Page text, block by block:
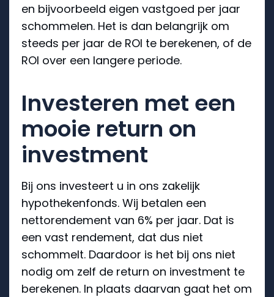
en bijvoorbeeld eigen vastgoed per jaar
schommelen. Het is dan belangrijk om
steeds per jaar de ROI te berekenen, of de
ROI over een langere periode.
Investeren met een
mooie return on
investment
Bij ons investeert u in ons zakelijk
hypothekenfonds. Wij betalen een
nettorendement van 6% per jaar. Dat is
een vast rendement, dat dus niet
schommelt. Daardoor is het bij ons niet
nodig om zelf de return on investment te
berekenen. In plaats daarvan gaat het om